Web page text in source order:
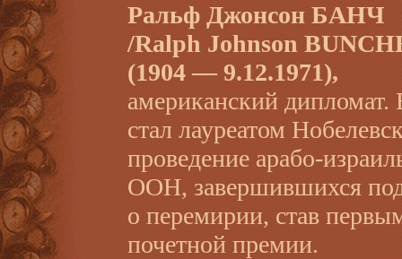
Ральф Джонсон БАНЧ
/Ralph Johnson
(1904 — 9.12.1971),
американский дипломат.
стал лауреатом
проведение арабо-
ООН, завершившихся
о перемирии, став
почетной премии.